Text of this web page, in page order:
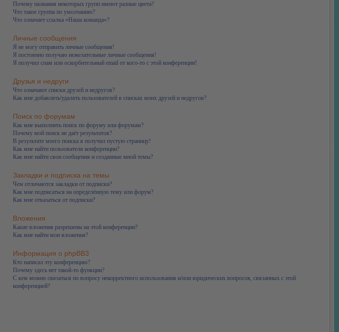
Почему названия некоторых групп имеют разные цвета?
Что такое группа по умолчанию?
Что означает ссылка «Наша команда»?
Личные сообщения
Я не могу отправить личные сообщения!
Я постоянно получаю нежелательные личные сообщения!
Я получил спам или оскорбительный email от кого-то с этой конференции!
Друзья и недруги
Что означают списки друзей и недругов?
Как мне добавлять/удалять пользователей в списках моих друзей и недругов?
Поиск по форумам
Как мне выполнить поиск по форуму или форумам?
Почему мой поиск не даёт результатов?
В результате моего поиска я получил пустую страницу!
Как мне найти пользователя конференции?
Как мне найти свои сообщения и созданные мной темы?
Закладки и подписка на темы
Чем отличаются закладки от подписки?
Как мне подписаться на определённую тему или форум?
Как мне отказаться от подписки?
Вложения
Какие вложения разрешены на этой конференции?
Как мне найти мои вложения?
Информация о phpBB3
Кто написал эту конференцию?
Почему здесь нет такой-то функции?
С кем можно связаться по вопросу некорректного использования и/или юридических вопросов, связанных с этой
конференцией?